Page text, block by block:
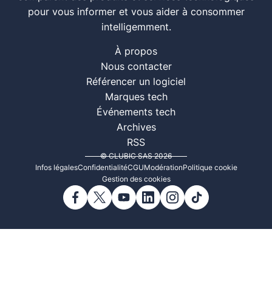
pour vous informer et vous aider à consommer
intelligemment.
À propos
Nous contacter
Référencer un logiciel
Marques tech
Événements tech
Archives
RSS
© CLUBIC SAS 2026
Infos légalesConfidentialitéCGUModérationPolitique cookie
Gestion des cookies